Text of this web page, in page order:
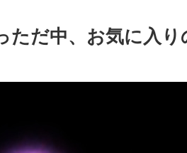
ただ中、お気に入